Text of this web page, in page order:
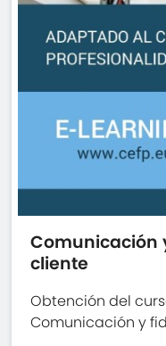
Comunicación
cliente
Obtención del
Comunicación y